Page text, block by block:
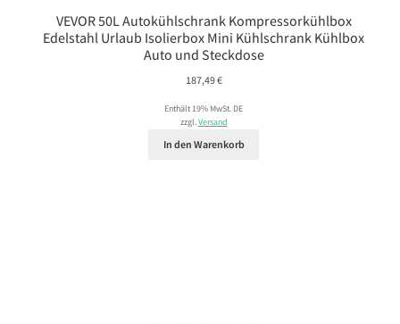
VEVOR 50L Autokühlschrank Kompressorkühlbox
Edelstahl Urlaub Isolierbox Mini Kühlschrank Kühlbox
Auto und Steckdose
187,49€
Enthält 19% MwSt. DE
zzgl.Versand
In den Warenkorb